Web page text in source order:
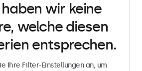
wir keine
welche diesen
entsprechen.
Ihre Filter-Einstellungen an, um